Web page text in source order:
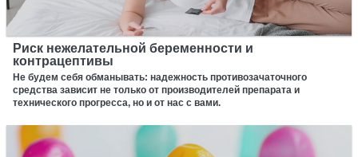
Риск нежелательной беременности и
контрацептивы
Не будем себя обманывать: надежность противозачаточного
средства зависит не только от производителей препарата и
технического прогресса, но и от нас с вами.